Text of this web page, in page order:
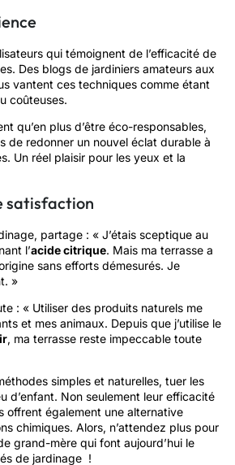
qui témoignent de l’efficacité de
Des blogs de jardiniers amateurs aux
vantent ces techniques comme étant
coûteuses.
qu’en plus d’être éco-responsables,
de redonner un nouvel éclat durable à
Un réel plaisir pour les yeux et la
satisfaction
partage : « J’étais sceptique au
l’acide citrique. Mais ma terrasse a
sans efforts démesurés. Je
»
: « Utiliser des produits naturels me
et mes animaux. Depuis que j’utilise le
, ma terrasse reste impeccable toute
simples et naturelles, tuer les
d’enfant. Non seulement leur efficacité
offrent également une alternative
chimiques. Alors, n’attendez plus pour
grand-mère qui font aujourd’hui le
de jardinage !